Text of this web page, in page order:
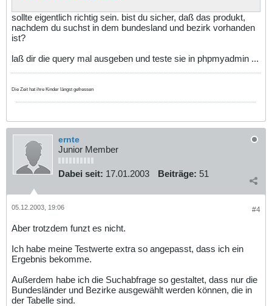
sollte eigentlich richtig sein. bist du sicher, daß das produkt,
nachdem du suchst in dem bundesland und bezirk vorhanden
ist?
laß dir die query mal ausgeben und teste sie in phpmyadmin ...
Die Zeit hat ihre Kinder längst gefressen
ernte
Junior Member
Dabei seit: 17.01.2003 Beiträge: 51
#4
05.12.2003, 19:06
Aber trotzdem funzt es nicht.
Ich habe meine Testwerte extra so angepasst, dass ich ein
Ergebnis bekomme.
Außerdem habe ich die Suchabfrage so gestaltet, dass nur die
Bundesländer und Bezirke ausgewählt werden können, die in
der Tabelle sind.